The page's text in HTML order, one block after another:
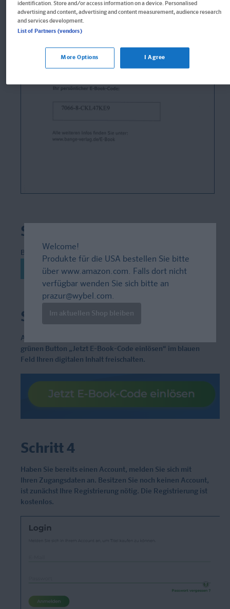
Schritt 2
Besuchen Sie das Lektürehilfen-Portal unter
lektueren-verstehen.de.
Schritt 3
Auf der Startseite unseres Portals können Sie über den
grünen Button „Jetzt E-Book-Code einlösen“ im blauen
Feld Ihren digitalen Inhalt freischalten.
Schritt 4
Haben Sie bereits einen Account, melden Sie sich mit
Ihren Zugangsdaten an. Besitzen Sie noch keinen Account,
ist zunächst Ihre Registrierung nötig. Die Registrierung ist
kostenlos.
Welcome!
Produkte für die USA bestellen Sie bitte
über www.amazon.com. Falls dort nicht
verfügbar wenden Sie sich bitte an
prazur@wybel.com.
Im aktuellen Shop bleiben
identification. Store and/or access information on a device. Personalised
advertising and content, advertising and content measurement, audience research
and services development.
List of Partners (vendors)
I Agree
More Options